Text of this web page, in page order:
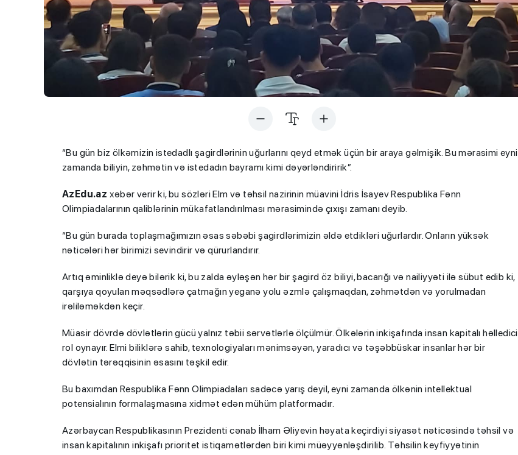
“Bu gün biz ölkəmizin istedadlı şagirdlərinin uğurlarını qeyd etmək üçün bir araya gəlmişik. Bu mərasimi eyni
zamanda biliyin, zəhmətin və istedadın bayramı kimi dəyərləndiririk”.
AzEdu.az xəbər verir ki, bu sözləri Elm və təhsil nazirinin müavini İdris İsayev Respublika Fənn
Olimpiadalarının qaliblərinin mükafatlandırılması mərasimində çıxışı zamanı deyib.
“Bu gün burada toplaşmağımızın əsas səbəbi şagirdlərimizin əldə etdikləri uğurlardır. Onların yüksək
nəticələri hər birimizi sevindirir və qürurlandırır.
Artıq əminliklə deyə bilərik ki, bu zalda əyləşən hər bir şagird öz biliyi, bacarığı və nailiyyəti ilə sübut edib ki,
qarşıya qoyulan məqsədlərə çatmağın yeganə yolu əzmlə çalışmaqdan, zəhmətdən və yorulmadan
irəliləməkdən keçir.
Müasir dövrdə dövlətlərin gücü yalnız təbii sərvətlərlə ölçülmür. Ölkələrin inkişafında insan kapitalı həlledici
rol oynayır. Elmi biliklərə sahib, texnologiyaları mənimsəyən, yaradıcı və təşəbbüskar insanlar hər bir
dövlətin tərəqqisinin əsasını təşkil edir.
Bu baxımdan Respublika Fənn Olimpiadaları sadəcə yarış deyil, eyni zamanda ölkənin intellektual
potensialının formalaşmasına xidmət edən mühüm platformadır.
Azərbaycan Respublikasının Prezidenti cənab İlham Əliyevin həyata keçirdiyi siyasət nəticəsində təhsil və
insan kapitalının inkişafı prioritet istiqamətlərdən biri kimi müəyyənləşdirilib. Təhsilin keyfiyyətinin